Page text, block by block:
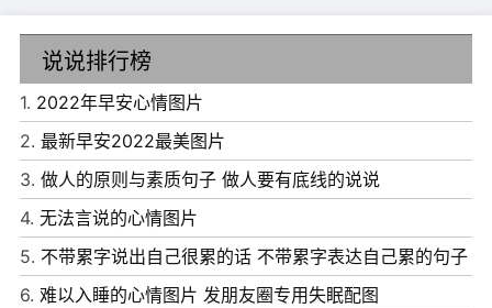
8、等一个无心于你的爱人，就如同在机场等一艘船，在海
上等一辆车，在六月等一场雪。
9、总有一天我会千杯不醉，万人仰望，笑容得体，也不再
提及你。
10、我还是会相信爱情，只是不会再相信爱情能永远。
11、希望你哭过以后，把心放冷一点，把无情发挥的好一
点。
12、我可不可以再看看你，我好久都没笑了。
说说排行榜
1. 2022年早安心情图片
2. 最新早安2022最美图片
3. 做人的原则与素质句子 做人要有底线的说说
4. 无法言说的心情图片
5. 不带累字说出自己很累的话 不带累字表达自己累的句子
6. 难以入睡的心情图片 发朋友圈专用失眠配图